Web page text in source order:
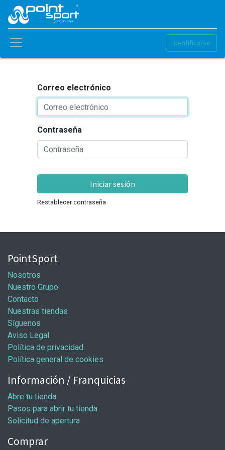
Identificarse
Correo electrónico
Contraseña
Iniciar sesión
Restablecer contraseña
PointSport
Nosotros
Nuestro Grupo
Contacto
Nuestras tiendas
Síguenos
Aviso Legal
Política de privacidad
Política general de cookies
Información / Franquicias
Abre tu tienda
Pasos para abrir tu tienda
Solicitud de apertura
Comprar